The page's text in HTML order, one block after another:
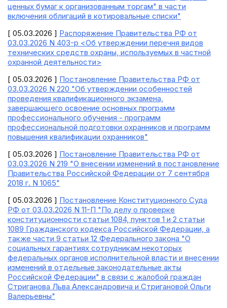
ценных бумаг к организованным торгам" в части
включения облигаций в котировальные списки"
[ 05.03.2026 ] Распоряжение Правительства РФ от
03.03.2026 N 403-р <Об утверждении перечня видов
технических средств охраны, используемых в частной
охранной деятельности>
[ 05.03.2026 ] Постановление Правительства РФ от
03.03.2026 N 220 "Об утверждении особенностей
проведения квалификационного экзамена,
завершающего освоение основных программ
профессионального обучения - программ
профессиональной подготовки охранников и программ
повышения квалификации охранников"
[ 05.03.2026 ] Постановление Правительства РФ от
03.03.2026 N 219 "О внесении изменений в постановление
Правительства Российской Федерации от 7 сентября
2018 г. N 1065"
[ 05.03.2026 ] Постановление Конституционного Суда
РФ от 03.03.2026 N 11-П "По делу о проверке
конституционности статьи 1084, пунктов 1 и 2 статьи
1089 Гражданского кодекса Российской Федерации, а
также части 9 статьи 12 Федерального закона "О
социальных гарантиях сотрудникам некоторых
федеральных органов исполнительной власти и внесении
изменений в отдельные законодательные акты
Российской Федерации" в связи с жалобой граждан
Стриганова Льва Александровича и Стригановой Ольги
Валерьевны"